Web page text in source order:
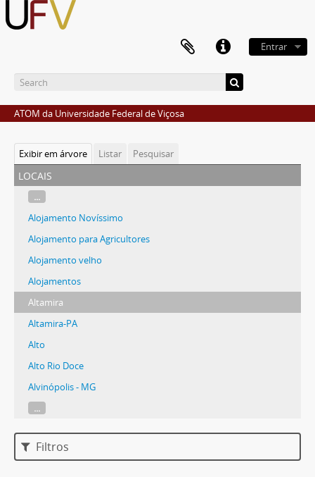
Entrar
ATOM da Universidade Federal de Viçosa
Exibir em árvore Listar Pesquisar
locais
...
Alojamento Novíssimo
Alojamento para Agricultores
Alojamento velho
Alojamentos
Altamira
Altamira-PA
Alto
Alto Rio Doce
Alvinópolis - MG
...
Filtros